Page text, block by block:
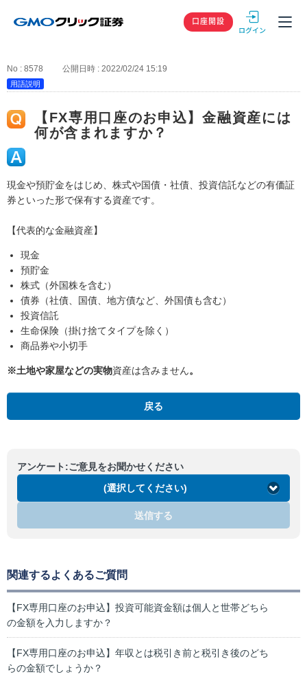
GMOクリック
口座開設
No : 8578 公開日時 : 2022/02/24 15:19
用語説明
【FX専用口座のお申込】金融資産には
何が含まれますか？
現金や預貯金をはじめ、株式や国債・社債、投資信託などの有価証
券といった形で保有する資産です。
【代表的な金融資産】
現金
預貯金
株式（外国株を含む）
債券（社債、国債、地方債など、外国債も含む）
投資信託
生命保険（掛け捨てタイプを除く）
商品券や小切手
※土地や家屋などの実物資産は含みません。
戻る
アンケート:ご意見をお聞かせください
(選択してください)
送信する
関連するよくあるご質問
【FX専用口座のお申込】投資可能資金額は個人と世帯どちら
の金額を入力しますか？
【FX専用口座のお申込】年収とは税引き前と税引き後のどち
らの金額でしょうか？